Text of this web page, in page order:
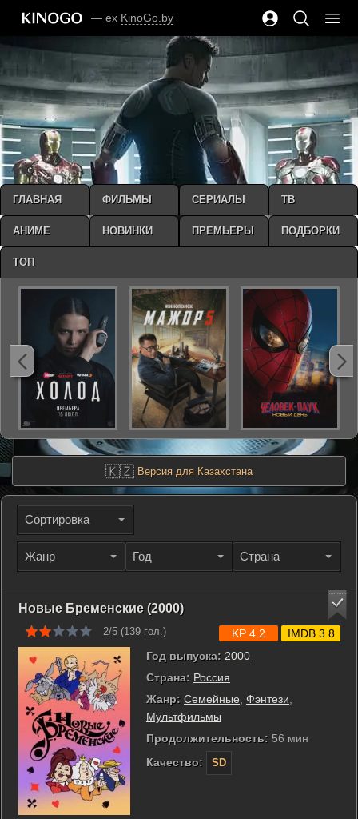
— ex KinoGo.by
🇰🇿 Версия для Казахстана
Сортировка
Жанр Год Страна
Новые Бременские (2000)
2/5 (139 гол.)
Год выпуска: 2000
Страна: Россия
Жанр: Семейные Фэнтези
Мультфильмы
Продолжительность: 56 мин
Качество:
SD
KP 4.2 IMDB 3.8
ГЛАВНАЯ ФИЛЬМЫ СЕРИАЛЫ ТВ
АНИМЕ НОВИНКИ ПРЕМЬЕРЫ ПОДБОРКИ
ТОП